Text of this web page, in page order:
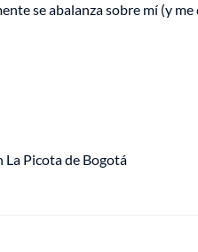
se abalanza sobre mí (y me
La Picota de Bogotá